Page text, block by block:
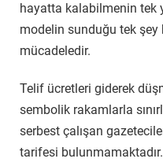
hayatta kalabilmenin tek
modelin sunduğu tek
mücadeledir.
Telif ücretleri giderek
sembolik rakamlarla
serbest çalışan
tarifesi